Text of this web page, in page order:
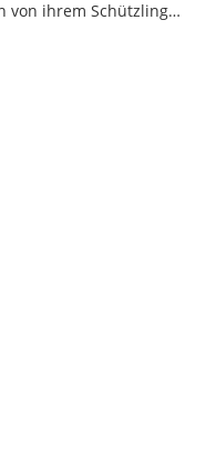
von ihrem Schützling
welche Gestalt sie